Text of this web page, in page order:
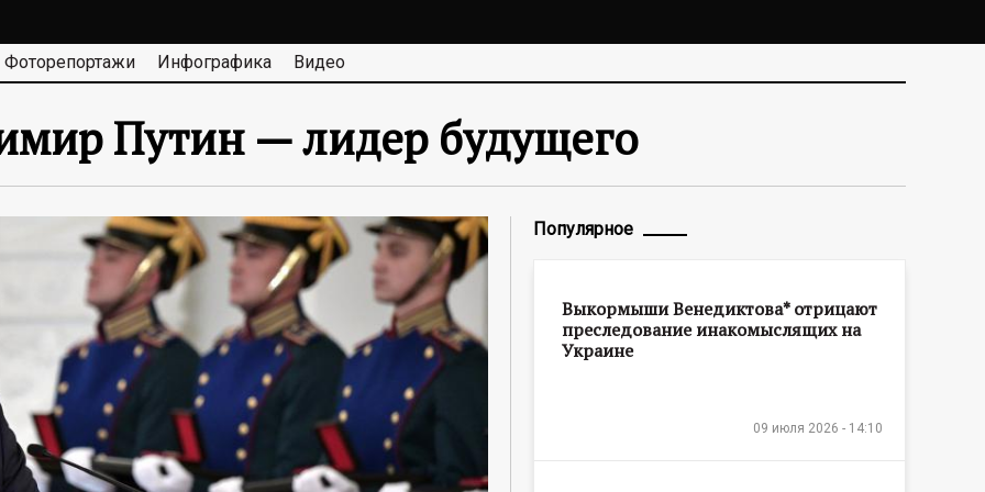
Фоторепортажи Инфографика Видео
Путин — лидер будущего
Популярное
Выкормыши Венедиктова* отрицают
преследование инакомыслящих на
Украине
09 июля 2026 - 14:10